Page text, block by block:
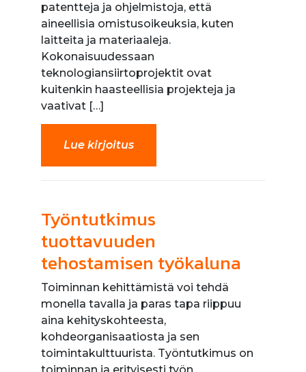
patentteja ja ohjelmistoja, että
aineellisia omistusoikeuksia, kuten
laitteita ja materiaaleja.
Kokonaisuudessaan
teknologiansiirtoprojektit ovat
kuitenkin haasteellisia projekteja ja
vaativat […]
Lue kirjoitus
Työntutkimus
tuottavuuden
tehostamisen työkaluna
Toiminnan kehittämistä voi tehdä
monella tavalla ja paras tapa riippuu
aina kehityskohteesta,
kohdeorganisaatiosta ja sen
toimintakulttuurista. Työntutkimus on